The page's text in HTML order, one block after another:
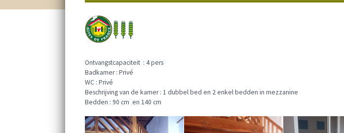
Ontvangstcapaciteit : 4 pers
Badkamer : Privé
WC : Privé
Beschrijving van de kamer : 1 dubbel bed en 2 enkel bedden in mezzanine
Bedden : 90 cm en 140 cm